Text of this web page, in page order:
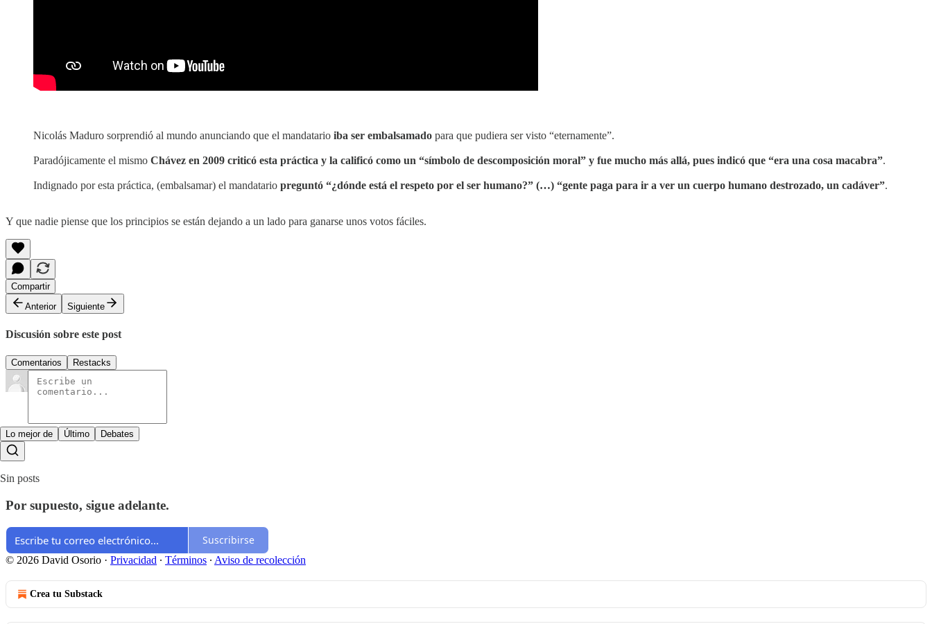
Nicolás Maduro sorprendió al mundo anunciando que el mandatario iba ser embalsamado para que pudiera ser visto “eternamente”.
Paradójicamente el mismo Chávez en 2009 criticó esta práctica y la calificó como un “símbolo de descomposición moral” y fue mucho más allá, pues indicó que “era una cosa macabra”.
Indignado por esta práctica, (embalsamar) el mandatario preguntó “¿dónde está el respeto por el ser humano?” (…) “gente paga para ir a ver un cuerpo humano destrozado, un cadáver”.
Y que nadie piense que los principios se están dejando a un lado para ganarse unos votos fáciles.
Compartir
Anterior
Siguiente
Discusión sobre este post
Comentarios Restacks
Lo mejor de Último Debates
Sin posts
Por supuesto, sigue adelante.
Suscribirse
© 2026 David Osorio · Privacidad ∙ Términos ∙ Aviso de recolección
Crea tu Substack